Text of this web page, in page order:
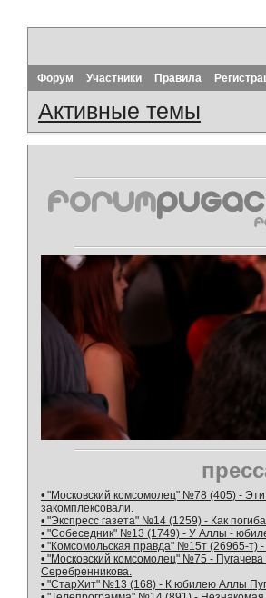
Форум Участники Правила
Активные темы
• "Московский комсомолец" №78 (405) -
закомплексовали.
• "Экспресс газета" №14 (1259) - Как
• "Собеседник" №13 (1749) - У Аллы -
• "Комсомольская правда" №15т (26965-
• "Московский комсомолец" №75 -
Серебренникова.
• "СтарХит" №13 (168) - К юбилею Аллы